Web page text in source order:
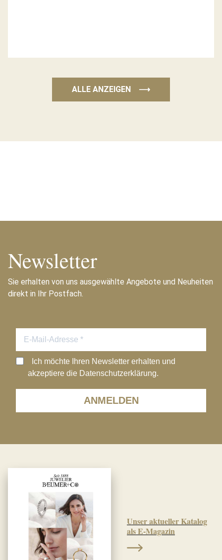
ALLE ANZEIGEN ⟶
Newsletter
Sie erhalten von uns ausgewählte Angebote und Neuheiten
direkt in Ihr Postfach.
ANMELDEN
Ich möchte Ihren Newsletter erhalten und
akzeptiere die Datenschutzerklärung.
Unser aktueller Katalog
als E-Magazin